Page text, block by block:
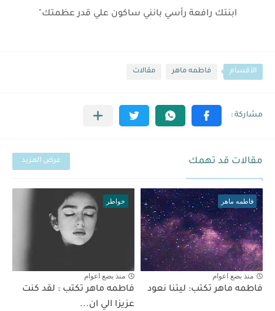
ابنتك رافعة رأسي بانني ساكون علي قدر عظمتك"
الأقسام فاطمه ماهر مقالات
مقالات قد تهمك عرض المزيد
فاطمه ماهر
منذ بضع اعوام
فاطمه ماهر تكتب: ليتنا نعود
خواطر
منذ بضع اعوام
فاطمه ماهر تكتب : لقد كنت
عزيزا الي ان...